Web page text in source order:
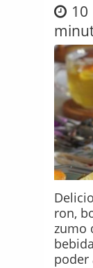
10
ron,
zumo
poder